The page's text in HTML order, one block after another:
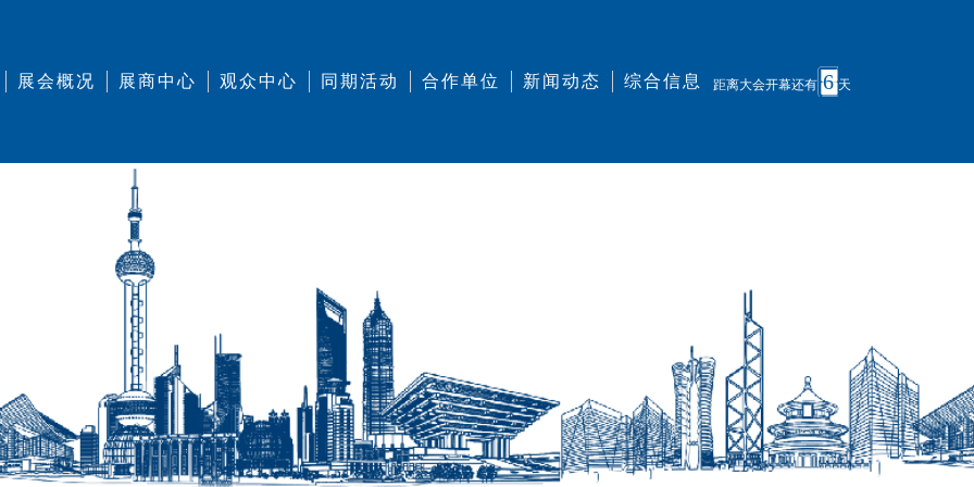
展会概况 展商中心 观众中心 同期活动 合作单位 新闻动态 综合信息 距离大会开幕还有 6天